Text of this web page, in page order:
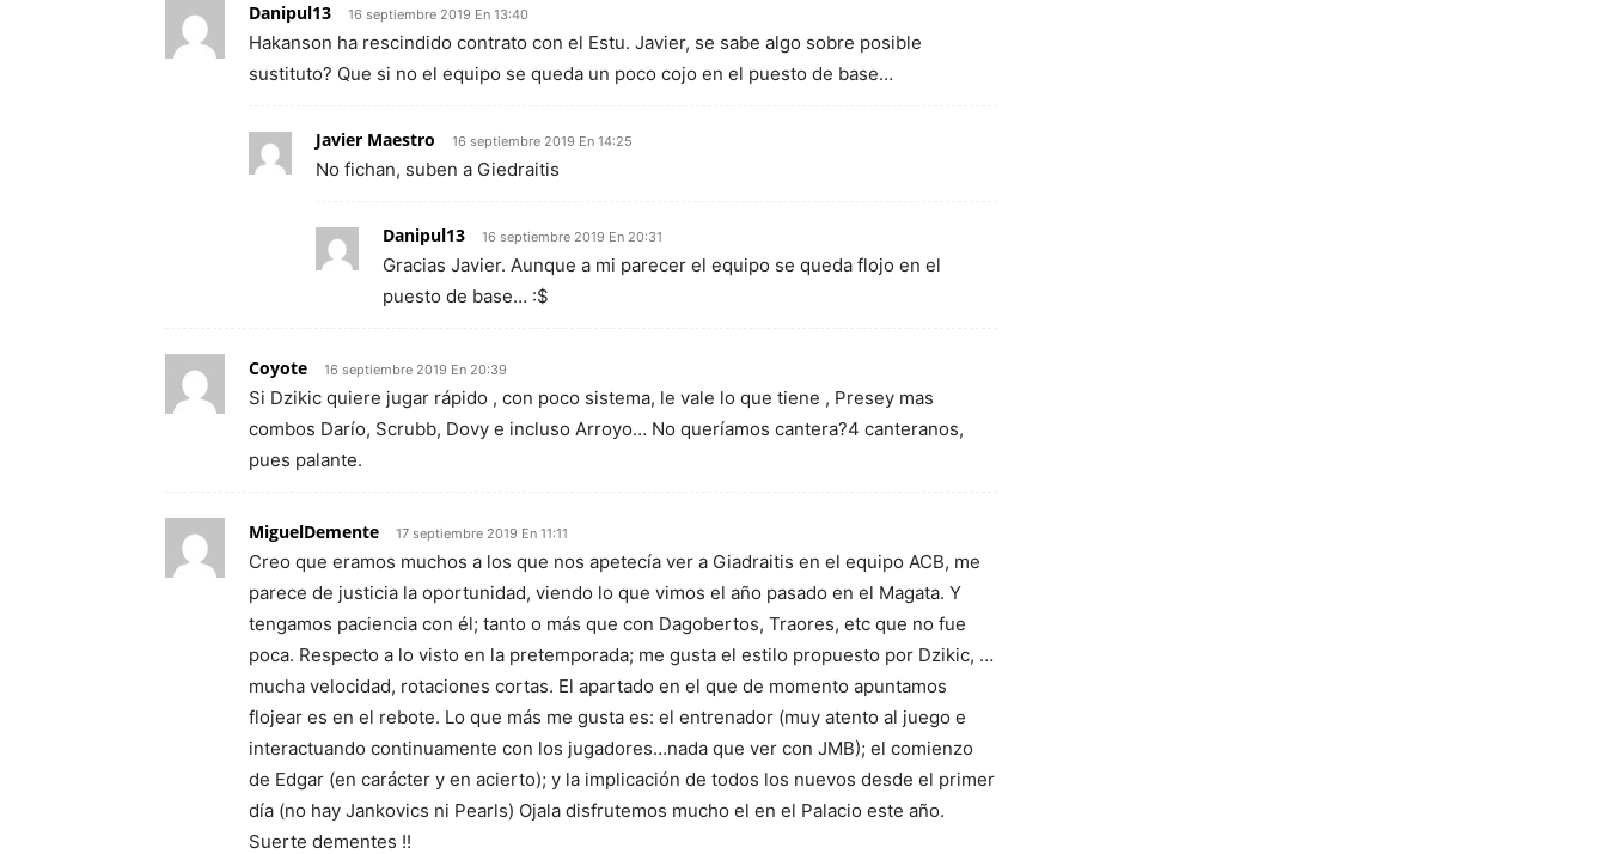
Danipul13 16 septiembre 2019 En 13:40
Hakanson ha rescindido contrato con el Estu. Javier, se sabe algo sobre posible
sustituto? Que si no el equipo se queda un poco cojo en el puesto de base…
Javier Maestro 16 septiembre 2019 En 14:25
No fichan, suben a Giedraitis
Danipul13 16 septiembre 2019 En 20:31
Gracias Javier. Aunque a mi parecer el equipo se queda flojo en el
puesto de base… :$
Coyote 16 septiembre 2019 En 20:39
Si Dzikic quiere jugar rápido , con poco sistema, le vale lo que tiene , Presey mas
combos Darío, Scrubb, Dovy e incluso Arroyo… No queríamos cantera?4 canteranos,
pues palante.
MiguelDemente 17 septiembre 2019 En 11:11
Creo que eramos muchos a los que nos apetecía ver a Giadraitis en el equipo ACB, me
parece de justicia la oportunidad, viendo lo que vimos el año pasado en el Magata. Y
tengamos paciencia con él; tanto o más que con Dagobertos, Traores, etc que no fue
poca. Respecto a lo visto en la pretemporada; me gusta el estilo propuesto por Dzikic, …
mucha velocidad, rotaciones cortas. El apartado en el que de momento apuntamos
flojear es en el rebote. Lo que más me gusta es: el entrenador (muy atento al juego e
interactuando continuamente con los jugadores…nada que ver con JMB); el comienzo
de Edgar (en carácter y en acierto); y la implicación de todos los nuevos desde el primer
día (no hay Jankovics ni Pearls) Ojala disfrutemos mucho el en el Palacio este año.
Suerte dementes !!